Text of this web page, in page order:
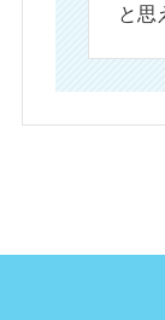
と思